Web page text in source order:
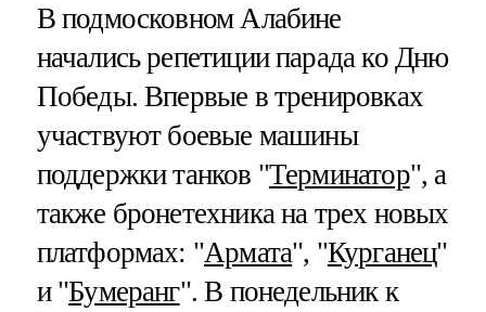
В подмосковном Алабине
начались репетиции парада ко Дню
Победы. Впервые в тренировках
участвуют боевые машины
поддержки танков "Терминатор", а
также бронетехника на трех новых
платформах: "Армата", "Курганец"
и "Бумеранг". В понедельник к